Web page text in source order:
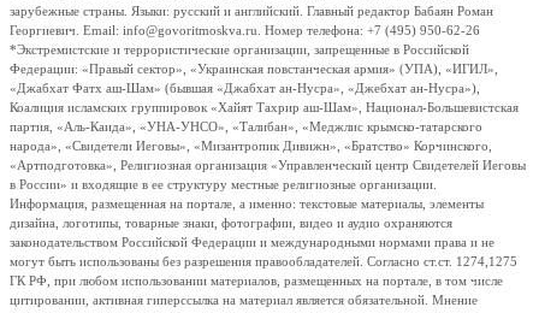
зарубежные страны. Языки: русский и английский. Главный редактор Бабаян Роман
Георгиевич. Email: info@govoritmoskva.ru. Номер телефона: +7 (495) 950-62-26
*Экстремистские и террористические организации, запрещенные в Российской
Федерации: «Правый сектор», «Украинская повстанческая армия» (УПА), «ИГИЛ»,
«Джабхат Фатх аш-Шам» (бывшая «Джабхат ан-Нусра», «Джебхат ан-Нусра»),
Коалиция исламских группировок «Хайят Тахрир аш-Шам», Национал-Большевистская
партия, «Аль-Каида», «УНА-УНСО», «Талибан», «Меджлис крымско-татарского
народа», «Свидетели Иеговы», «Мизантропик Дивижн», «Братство» Корчинского,
«Артподготовка», Религиозная организация «Управленческий центр Свидетелей Иеговы
в России» и входящие в ее структуру местные религиозные организации.
Информация, размещенная на портале, а именно: текстовые материалы, элементы
дизайна, логотипы, товарные знаки, фотографии, видео и аудио охраняются
законодательством Российской Федерации и международными нормами права и не
могут быть использованы без разрешения правообладателей. Согласно ст.ст. 1274,1275
ГК РФ, при любом использовании материалов, размещенных на портале, в том числе
цитировании, активная гиперссылка на материал является обязательной. Мнение